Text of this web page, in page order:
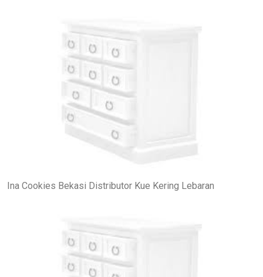
Ina Cookies Bekasi Distributor Kue Kering Lebaran